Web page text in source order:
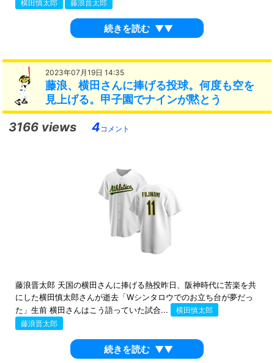
横田慎太郎 藤浪晋太郎
続きを読む ▼▼
2023年07月19日 14:35
藤浪、横田さんに捧げる投球。何度も空を
見上げる。甲子園でナインが黙とう
3166 views 4コメント
藤浪晋太郎 天国の横田さんに捧げる熱投昨日、阪神時代に苦楽を共
にした横田慎太郎さんが逝去「Wシンタロウでのお立ち台が夢だっ
た」生前 横田さんはこう語っていた試合...
横田慎太郎
藤浪晋太郎
続きを読む ▼▼